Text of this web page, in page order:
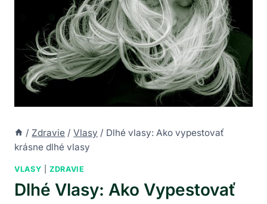
/ Zdravie / Vlasy / Dlhé vlasy: Ako vypestovať
krásne dlhé vlasy
VLASY |ZDRAVIE
Dlhé Vlasy: Ako Vypestovať